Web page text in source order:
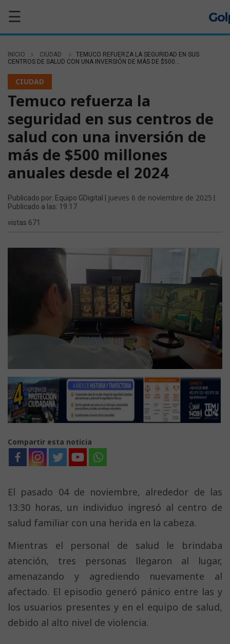
☰
INICIO CIUDAD
TEMUCO REFUERZA LA SEGURIDAD EN SUS
CENTROS DE SALUD CON UNA INVERSIÓN DE MÁS DE $500...
CIUDAD
Temuco refuerza la
seguridad en sus centros de
salud con una inversión de
más de $500 millones
anuales desde el 2024
Publicado por: Equipo GDigital | jueves 6 de noviembre de 2025
Publicado a las: 19:17
vistas 671
Compartir esta noticia
El pasado 04 de noviembre, alrededor de las
13:30 horas, un individuo ingresó al centro de
salud familiar con una herida en la cabeza.
Mientras el personal de salud le brindaba
atención, tres personas llegaron al lugar,
amenazando y agrediendo nuevamente al
afectado. El episodio generó pánico entre las y
los usuarios presentes y en el equipo de salud,
debido al alto nivel de violencia.